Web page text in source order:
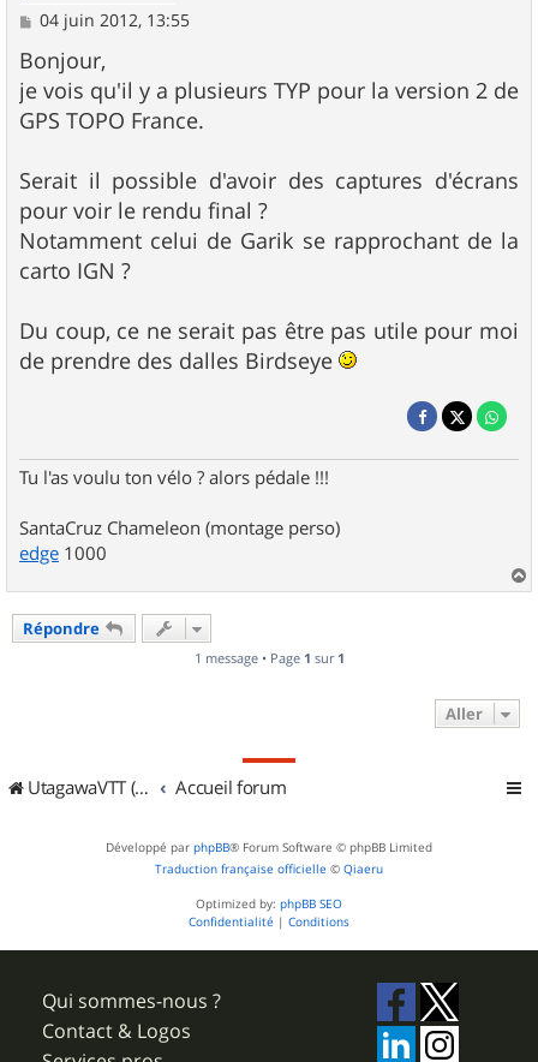
M
s
s
a
g
e
04 juin 2012, 13:55
Bonjour,
je vois qu'il y a plusieurs TYP pour la version 2 de
GPS TOPO France.
Serait il possible d'avoir des captures d'écrans
pour voir le rendu final ?
Notamment celui de Garik se rapprochant de la
carto IGN ?
Du coup, ce ne serait pas être pas utile pour moi
de prendre des dalles Birdseye
Tu l'as voulu ton vélo ? alors pédale !!!
SantaCruz Chameleon (montage perso)
edge 1000
a
Répondre
1 message • Page 1 sur 1
Aller
UtagawaVTT (Randos VTT et VTTAE avec traces GPS) Accueil forum
Développé par phpBB® Forum Software © phpBB Limited
Traduction française officielle © Qiaeru
Optimized by: phpBB SEO
Confidentialité | Conditions
Qui sommes-nous ?
Contact & Logos